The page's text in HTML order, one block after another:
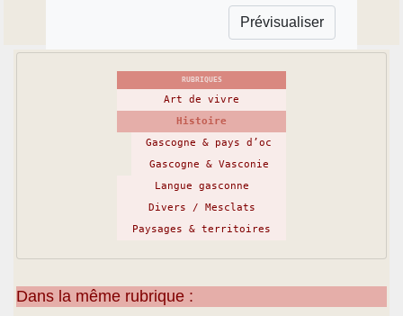
RUBRIQUES
Art de vivre
Histoire
Gascogne & pays d’oc
Gascogne & Vasconie
Langue gasconne
Divers / Mesclats
Paysages & territoires
Dans la même rubrique :